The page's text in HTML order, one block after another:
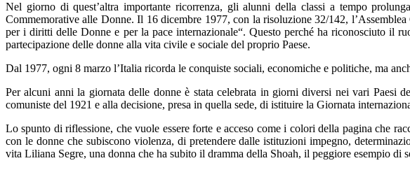
Nel giorno di quest’altra importante ricorrenza, gli alunni della classi a tempo
Commemorative alle Donne. Il 16 dicembre 1977, con la risoluzione 32/142,
per i diritti delle Donne e per la pace internazionale“. Questo perché ha riconosciuto il
partecipazione delle donne alla vita civile e sociale del proprio Paese.
Dal 1977, ogni 8 marzo l’Italia ricorda le conquiste sociali, economiche e politiche, ma
Per alcuni anni la giornata delle donne è stata celebrata in giorni diversi nei vari Paesi
comuniste del 1921 e alla decisione, presa in quella sede, di istituire la Giornata
Lo spunto di riflessione, che vuole essere forte e acceso come i colori della pagina che
con le donne che subiscono violenza, di pretendere dalle istituzioni impegno,
vita Liliana Segre, una donna che ha subito il dramma della Shoah, il peggiore esempio di